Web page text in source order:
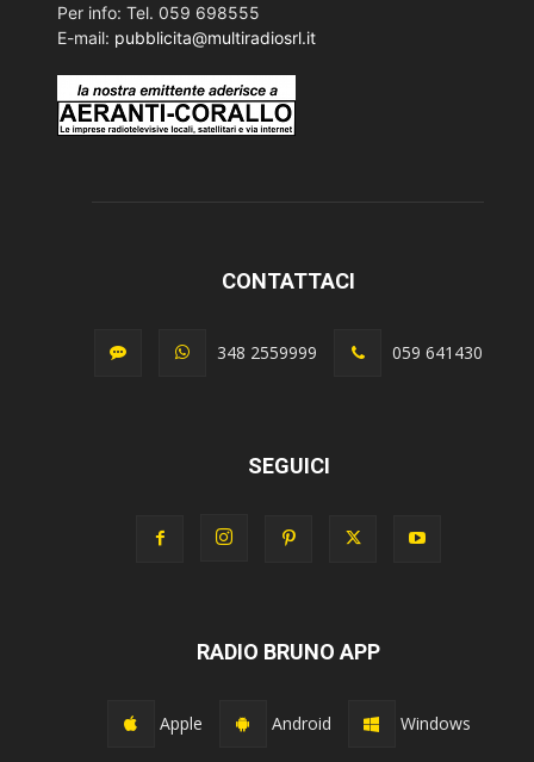
Per info: Tel. 059 698555
E-mail: pubblicita@multiradiosrl.it
CONTATTACI
348 2559999 059 641430
SEGUICI
RADIO BRUNO APP
Apple Android Windows